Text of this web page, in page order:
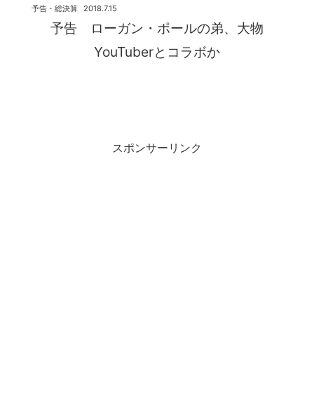
予告 ローガン・ポールの弟、大物
YouTuberとコラボか
2018.7.15
予告・総決算
スポンサーリンク